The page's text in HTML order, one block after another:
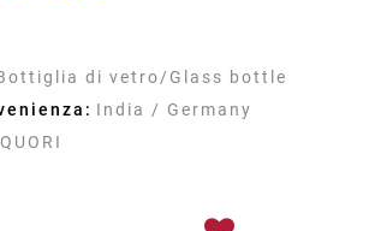
di vetro/Glass bottle
India / Germany